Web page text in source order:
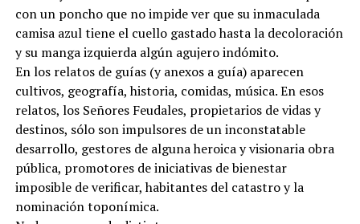
con un poncho que no impide ver que su inmaculada
camisa azul tiene el cuello gastado hasta la decoloración
y su manga izquierda algún agujero indómito.
En los relatos de guías (y anexos a guía) aparecen
cultivos, geografía, historia, comidas, música. En esos
relatos, los Señores Feudales, propietarios de vidas y
destinos, sólo son impulsores de un inconstatable
desarrollo, gestores de alguna heroica y visionaria obra
pública, promotores de iniciativas de bienestar
imposible de verificar, habitantes del catastro y la
nominación toponímica.